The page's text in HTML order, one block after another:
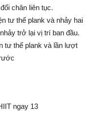
chân liên tục.
tư thế plank và nhảy hai
trở lại vị trí ban đầu.
tư thế plank và lần lượt